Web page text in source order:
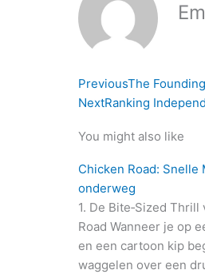
PreviousThe
NextRanking
You might also like
Chicken Road: Snelle
onderweg
1. De Bite‑Sized Thrill
Road Wanneer je op
en een cartoon kip
waggelen over een